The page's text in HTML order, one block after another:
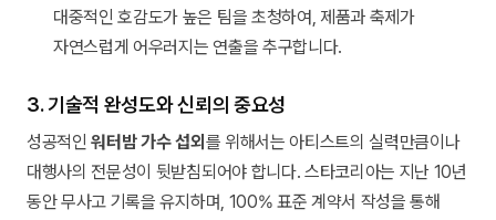
대중적인 호감도가 높은 팀을 초청하여, 제품과 축제가
자연스럽게 어우러지는 연출을 추구합니다.
3. 기술적 완성도와 신뢰의 중요성
성공적인워터밤 가수 섭외 를 위해서는 아티스트의 실력만큼이나
대행사의 전문성이 뒷받침되어야 합니다. 스타코리아는 지난 10년
동안 무사고 기록을 유지하며, 100% 표준 계약서 작성을 통해